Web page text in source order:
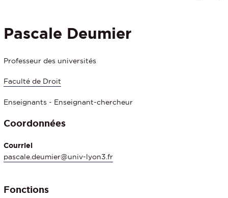
Pascale Deumier
Professeur des universités
Faculté de Droit
Enseignants - Enseignant-chercheur
Coordonnées
Courriel
pascale.deumier@univ-lyon3.fr
Fonctions